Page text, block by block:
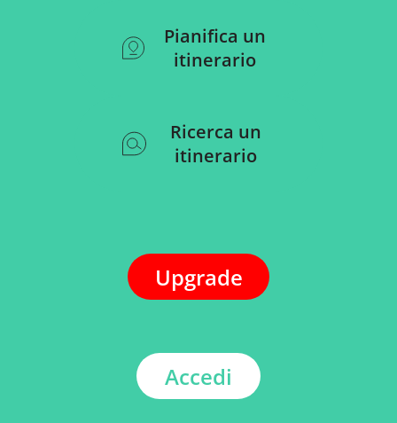
Pianifica un
itinerario
Ricerca un
itinerario
Upgrade
Accedi